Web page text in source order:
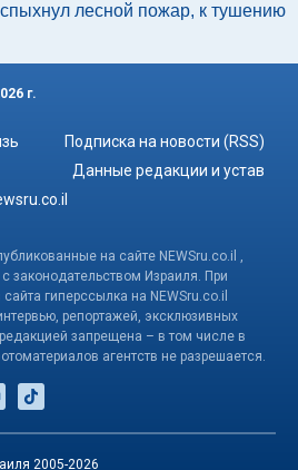
лесной пожар, к тушению
г.
Подписка на новости (RSS)
Данные редакции и устав
на сайте NEWSru.co.il ,
законодательством Израиля. При
гиперссылка на NEWSru.co.il
репортажей, эксклюзивных
запрещена – в том числе в
агентств не разрешается.
2005-2026